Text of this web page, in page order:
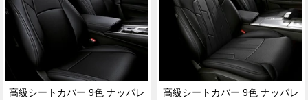
高級シートカバー 9色 ナッパレ
高級シートカバー 9色 ナッパレ